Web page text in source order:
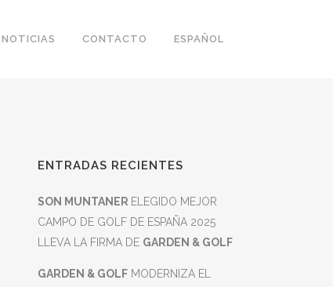
NOTICIAS CONTACTO ESPAÑOL
ENTRADAS RECIENTES
SON MUNTANER ELEGIDO MEJOR
CAMPO DE GOLF DE ESPAÑA 2025
LLEVA LA FIRMA DE GARDEN & GOLF
GARDEN & GOLF MODERNIZA EL